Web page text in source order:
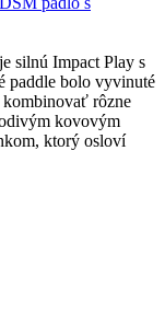
silnú Impact Play s
paddle bolo vyvinuté
rôzne
kovovým
ktorý osloví